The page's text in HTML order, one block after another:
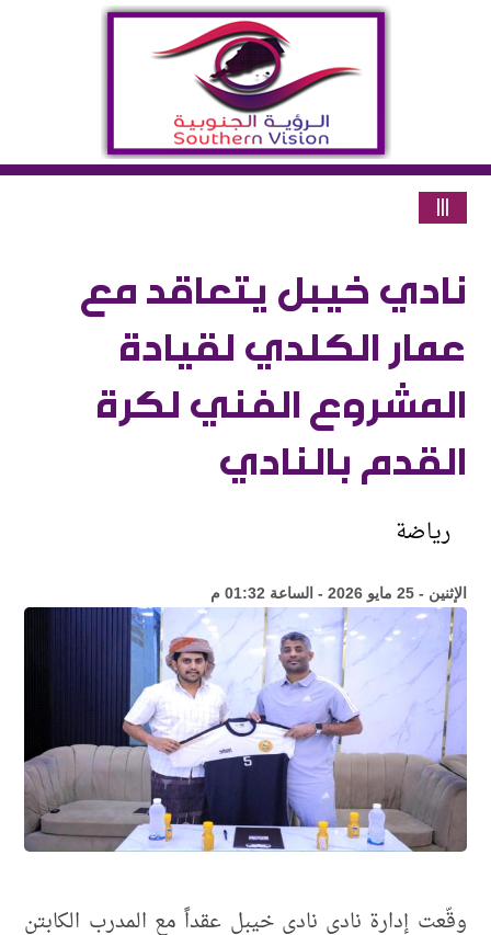
نادي خيبل يتعاقد مع
عمار الكلدي لقيادة
المشروع الفني لكرة
القدم بالنادي
رياضة
الإثنين - 25 مايو 2026 - الساعة 01:32 م
وقّعت إدارة نادي نادي خيبل عقداً مع المدرب الكابتن